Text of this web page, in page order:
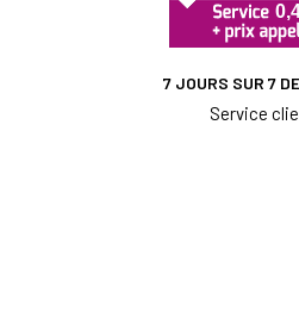
7 JOURS SUR 7
Service